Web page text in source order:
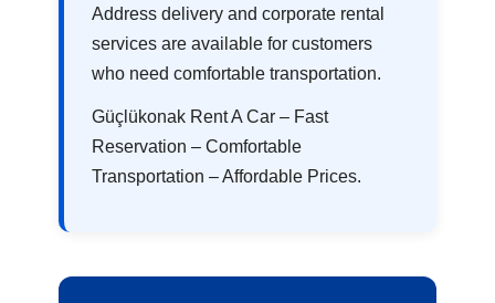
Address delivery and corporate rental
services are available for customers
who need comfortable transportation.
Güçlükonak Rent A Car – Fast
Reservation – Comfortable
Transportation – Affordable Prices.